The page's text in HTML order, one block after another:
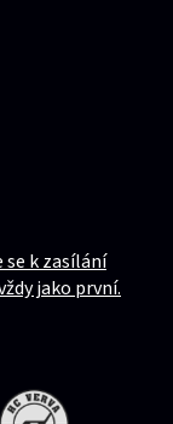
k zasílání
jako první.